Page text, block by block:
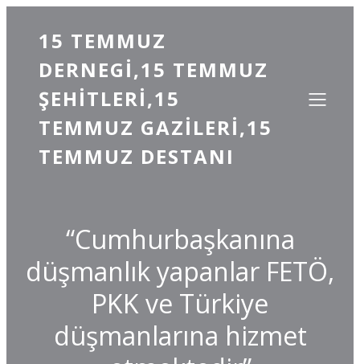
15 TEMMUZ
DERNEGI,15 TEMMUZ
ŞEHITLERI,15
TEMMUZ GAZILERI,15
TEMMUZ DESTANI
“Cumhurbaşkanına
düşmanlık yapanlar FETÖ,
PKK ve Türkiye
düşmanlarına hizmet